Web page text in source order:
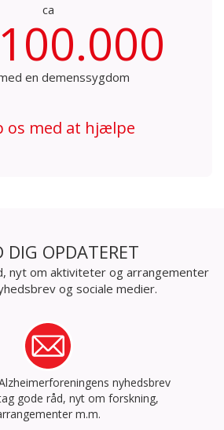
ca
en demenssygdom
os med at hjælpe
DIG OPDATERET
nyt om aktiviteter og arrangementer
og sociale medier.
nyhedsbrev
gode råd, nyt om forskning,
m.m.